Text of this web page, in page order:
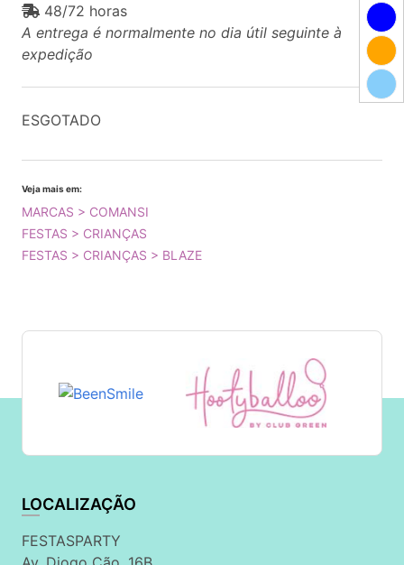
48/72 horas
A entrega é normalmente no dia útil seguinte à
expedição
ESGOTADO
Veja mais em:
MARCAS > COMANSI
FESTAS > CRIANÇAS
FESTAS > CRIANÇAS > BLAZE
LOCALIZAÇÃO
FESTASPARTY